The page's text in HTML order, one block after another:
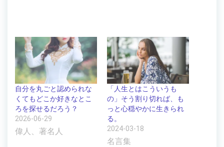
自分を丸ごと認められな
くてもどこか好きなとこ
ろを探せるだろう？
2026-06-29
偉人、著名人
「人生とはこういうも
の」そう割り切れば、も
っと心穏やかに生きられ
る。
2024-03-18
名言集